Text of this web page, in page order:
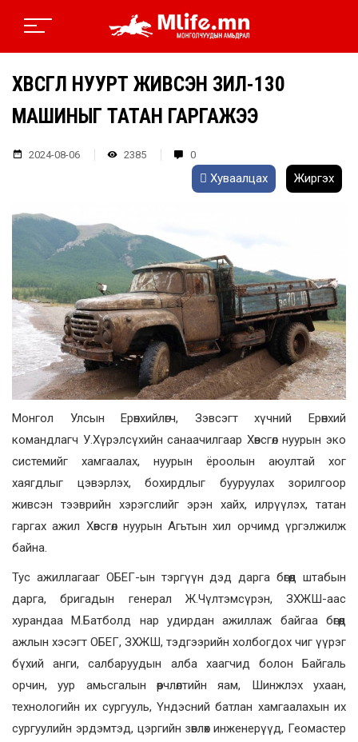
ХӨВСГӨЛ НУУРТ ЖИВСЭН ЗИЛ-130
МАШИНЫГ ТАТАН ГАРГАЖЭЭ
2024-08-06 2385 0
Хуваалцах Жиргэх
Монгол Улсын Ерөнхийлөгч, Зэвсэгт хүчний Ерөнхий
командлагч У.Хүрэлсүхийн санаачилгаар Хөвсгөл нуурын эко
системийг хамгаалах, нуурын ёроолын аюултай хог
хаягдлыг цэвэрлэх, бохирдлыг бууруулах зорилгоор
живсэн тээврийн хэрэгслийг эрэн хайх, илрүүлэх, татан
гаргах ажил Хөвсгөл нуурын Агьтын хил орчимд үргэлжилж
байна.
Тус ажиллагааг ОБЕГ-ын тэргүүн дэд дарга бөгөөд штабын
дарга, бригадын генерал Ж.Чүлтэмсүрэн, ЗХЖШ-аас
хурандаа М.Батболд нар удирдан ажиллаж байгаа бөгөөд
ажлын хэсэгт ОБЕГ, ЗХЖШ, тэдгээрийн холбогдох чиг үүрэг
бүхий анги, салбаруудын алба хаагчид болон Байгаль
орчин, уур амьсгалын өөрчлөлтийн яам, Шинжлэх ухаан,
технологийн их сургууль, Үндэсний батлан хамгаалахын их
сургуулийн эрдэмтэд, цэргийн зөвлөх инженерүүд, Геомастер